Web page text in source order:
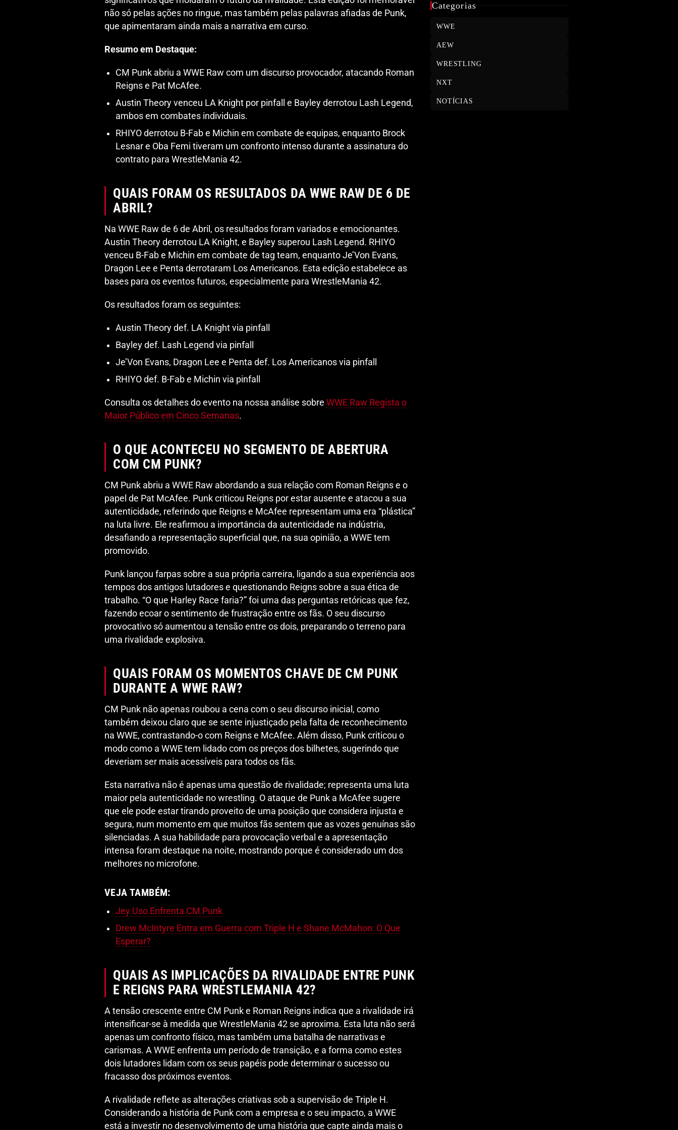
não só pelas ações no ringue, mas também pelas palavras afiadas de Punk,
que apimentaram ainda mais a narrativa em curso.
Resumo em Destaque:
CM Punk abriu a WWE Raw com um discurso provocador, atacando Roman
Reigns e Pat McAfee.
Austin Theory venceu LA Knight por pinfall e Bayley derrotou Lash Legend,
ambos em combates individuais.
RHIYO derrotou B-Fab e Michin em combate de equipas, enquanto Brock
Lesnar e Oba Femi tiveram um confronto intenso durante a assinatura do
contrato para WrestleMania 42.
QUAIS FORAM OS RESULTADOS DA WWE RAW DE 6 DE
ABRIL?
Na WWE Raw de 6 de Abril, os resultados foram variados e emocionantes.
Austin Theory derrotou LA Knight, e Bayley superou Lash Legend. RHIYO
venceu B-Fab e Michin em combate de tag team, enquanto Je’Von Evans,
Dragon Lee e Penta derrotaram Los Americanos. Esta edição estabelece as
bases para os eventos futuros, especialmente para WrestleMania 42.
Os resultados foram os seguintes:
Austin Theory def. LA Knight via pinfall
Bayley def. Lash Legend via pinfall
Je’Von Evans, Dragon Lee e Penta def. Los Americanos via pinfall
RHIYO def. B-Fab e Michin via pinfall
Consulta os detalhes do evento na nossa análise sobre WWE Raw Regista o
Maior Público em Cinco Semanas.
O QUE ACONTECEU NO SEGMENTO DE ABERTURA
COM CM PUNK?
CM Punk abriu a WWE Raw abordando a sua relação com Roman Reigns e o
papel de Pat McAfee. Punk criticou Reigns por estar ausente e atacou a sua
autenticidade, referindo que Reigns e McAfee representam uma era “plástica”
na luta livre. Ele reafirmou a importância da autenticidade na indústria,
desafiando a representação superficial que, na sua opinião, a WWE tem
promovido.
Punk lançou farpas sobre a sua própria carreira, ligando a sua experiência aos
tempos dos antigos lutadores e questionando Reigns sobre a sua ética de
trabalho. “O que Harley Race faria?” foi uma das perguntas retóricas que fez,
fazendo ecoar o sentimento de frustração entre os fãs. O seu discurso
provocativo só aumentou a tensão entre os dois, preparando o terreno para
uma rivalidade explosiva.
QUAIS FORAM OS MOMENTOS CHAVE DE CM PUNK
DURANTE A WWE RAW?
CM Punk não apenas roubou a cena com o seu discurso inicial, como
também deixou claro que se sente injustiçado pela falta de reconhecimento
na WWE, contrastando-o com Reigns e McAfee. Além disso, Punk criticou o
modo como a WWE tem lidado com os preços dos bilhetes, sugerindo que
deveriam ser mais acessíveis para todos os fãs.
Esta narrativa não é apenas uma questão de rivalidade; representa uma luta
maior pela autenticidade no wrestling. O ataque de Punk a McAfee sugere
que ele pode estar tirando proveito de uma posição que considera injusta e
segura, num momento em que muitos fãs sentem que as vozes genuínas são
silenciadas. A sua habilidade para provocação verbal e a apresentação
intensa foram destaque na noite, mostrando porque é considerado um dos
melhores no microfone.
VEJA TAMBÉM:
Jey Uso Enfrenta CM Punk
Drew McIntyre Entra em Guerra com Triple H e Shane McMahon: O Que
Esperar?
QUAIS AS IMPLICAÇÕES DA RIVALIDADE ENTRE PUNK
E REIGNS PARA WRESTLEMANIA 42?
A tensão crescente entre CM Punk e Roman Reigns indica que a rivalidade irá
intensificar-se à medida que WrestleMania 42 se aproxima. Esta luta não será
apenas um confronto físico, mas também uma batalha de narrativas e
carismas. A WWE enfrenta um período de transição, e a forma como estes
dois lutadores lidam com os seus papéis pode determinar o sucesso ou
fracasso dos próximos eventos.
A rivalidade reflete as alterações criativas sob a supervisão de Triple H.
Considerando a história de Punk com a empresa e o seu impacto, a WWE
está a investir no desenvolvimento de uma história que capte ainda mais o
Categorias
WWE
AEW
WRESTLING
NXT
NOTÍCIAS